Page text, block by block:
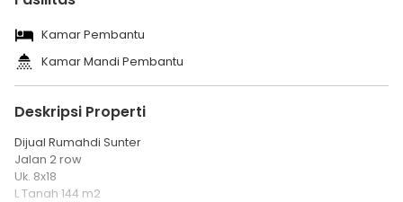
Kamar Pembantu
Kamar Mandi Pembantu
Deskripsi Properti
Dijual Rumahdi Sunter
Jalan 2 row
Uk. 8x18
L Tanah 144 m2